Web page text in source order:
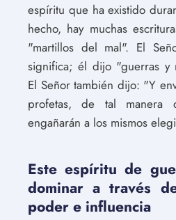
espíritu que ha existido
hecho, hay muchas
"martillos del mal". El
significa; él dijo "guerras y
El Señor también dijo: "Y
profetas, de tal manera
engañarán a los mismos
Este espíritu de
dominar a través
poder e influencia